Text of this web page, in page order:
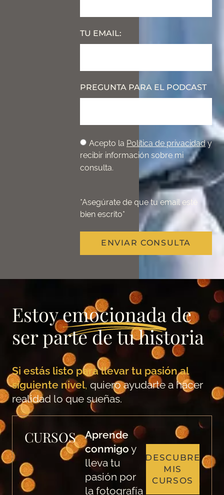
TU EMAIL:
PREGUNTA PARA EL PODCAST
Acepto la Política de privacidady
recibir información sobre mi
consulta.
*Asegúrate de que tu email esté
bien escrito*
ENVIAR CONSULTA
Estoyemocionadade
ser parte de tu historia
Si estás listo para llevar tu pasión al
siguiente nivel, quiero ayudarte a hacer
realidad lo que sueñas.
CURSOS
Aprende
conmigo y
lleva tu
pasión por
la fotografía
DESCUBRE
MIS
CURSOS